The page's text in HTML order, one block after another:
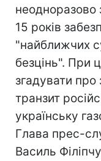
неодноразово
15 років
"найближчих
безцінь". При
згадувати
транзит
українську
Глава прес-
Василь